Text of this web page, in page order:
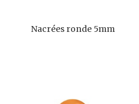
Nacrées ronde 5mm